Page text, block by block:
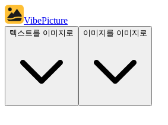
VibePicture
텍스트를 이미지로 이미지를 이미지로